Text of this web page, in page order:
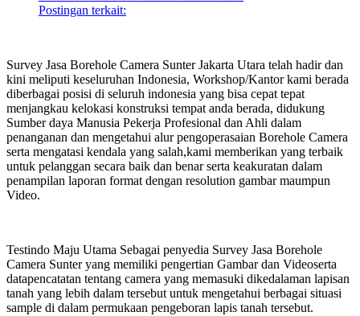
Postingan terkait:
Survey Jasa Borehole Camera Sunter Jakarta Utara telah hadir dan
kini meliputi keseluruhan Indonesia, Workshop/Kantor kami berada
diberbagai posisi di seluruh indonesia yang bisa cepat tepat
menjangkau kelokasi konstruksi tempat anda berada, didukung
Sumber daya Manusia Pekerja Profesional dan Ahli dalam
penanganan dan mengetahui alur pengoperasaian Borehole Camera
serta mengatasi kendala yang salah,kami memberikan yang terbaik
untuk pelanggan secara baik dan benar serta keakuratan dalam
penampilan laporan format dengan resolution gambar maumpun
Video.
Testindo Maju Utama Sebagai penyedia Survey Jasa Borehole
Camera Sunter yang memiliki pengertian Gambar dan Videoserta
datapencatatan tentang camera yang memasuki dikedalaman lapisan
tanah yang lebih dalam tersebut untuk mengetahui berbagai situasi
sample di dalam permukaan pengeboran lapis tanah tersebut.